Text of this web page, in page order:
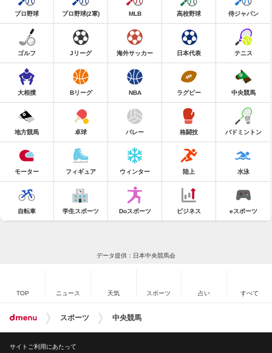
プロ野球 プロ野球(2軍) MLB 高校野球 侍ジャパン
ゴルフ Jリーグ 海外サッカー 日本代表 テニス
大相撲 Bリーグ NBA ラグビー 中央競馬
地方競馬 卓球 バレー 格闘技 バドミントン
モーター フィギュア ウィンター 陸上 水泳
自転車 学生スポーツ Doスポーツ ビジネス eスポーツ
データ提供：日本中央競馬会
TOP ニュース 天気 スポーツ 占い すべて
スポーツ 中央競馬
サイトご利用にあたって